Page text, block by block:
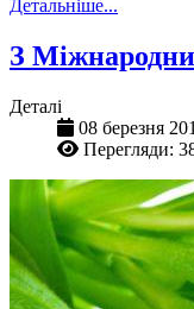
Детальніше...
З
Деталі
08 березня
Перегляди: